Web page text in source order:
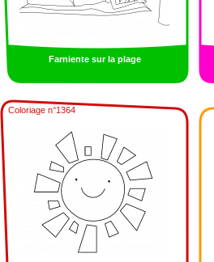
Farniente sur la plage
Coloriage n°1364